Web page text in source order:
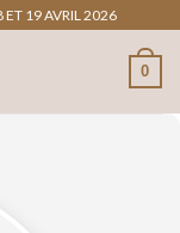
ET 19 AVRIL 2026
0